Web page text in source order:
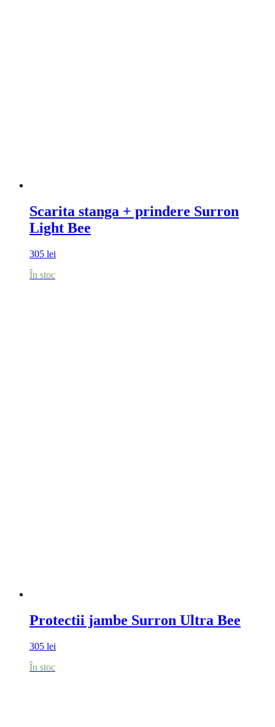
Scarita stanga + prindere Surron
Light Bee
305 lei
În stoc
Protectii jambe Surron Ultra Bee
305 lei
În stoc